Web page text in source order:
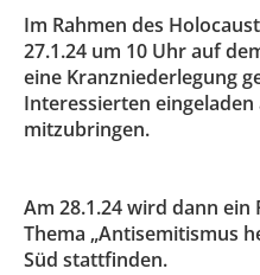
Im Rahmen des
27.1.24 um 10 Uhr auf
eine Kranzniederlegung
Interessierten eingeladen
mitzubringen.
Am 28.1.24 wird dann
Thema „Antisemitismus
Süd stattfinden.